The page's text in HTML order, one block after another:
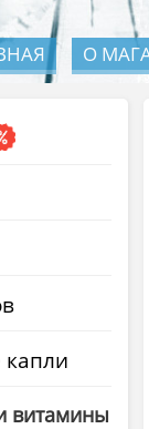
О
капли
витамины